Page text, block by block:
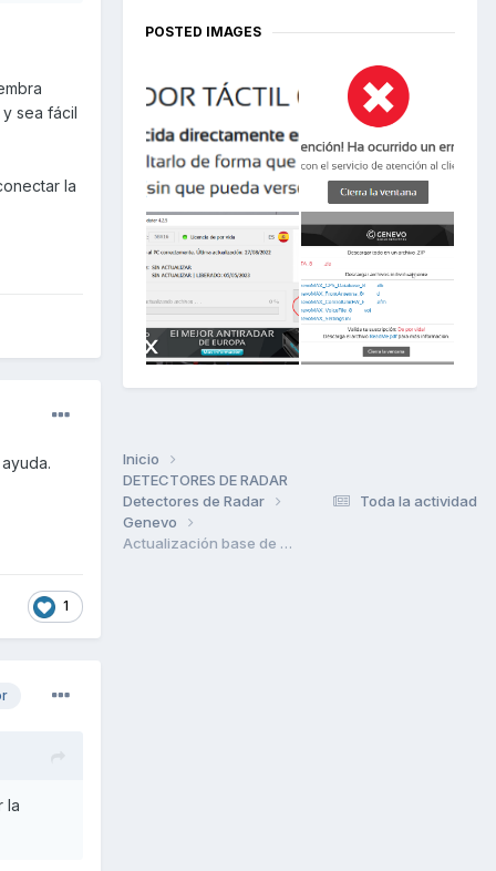
sea fácil
la
1
la
POSTED IMAGES
Toda la actividad
Inicio
DETECTORES DE RADAR
Detectores de Radar
Genevo
Actualización base de datos